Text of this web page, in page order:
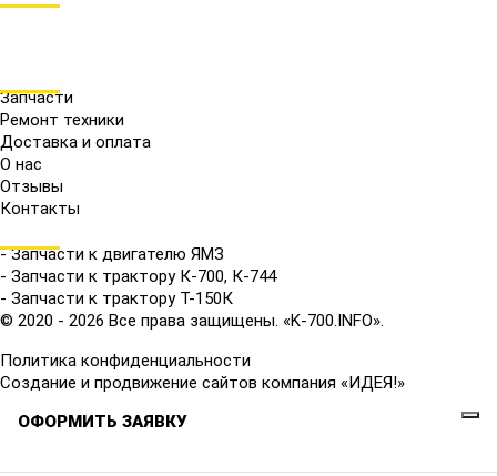
Запчасти
Ремонт техники
Доставка и оплата
О нас
Отзывы
Контакты
- Запчасти к двигателю ЯМЗ
- Запчасти к трактору К-700, К-744
- Запчасти к трактору Т-150К
© 2020 - 2026 Все права защищены. «K-700.INFO».
Политика конфиденциальности
Создание и продвижение сайтов компания «ИДЕЯ!»
ОФОРМИТЬ ЗАЯВКУ